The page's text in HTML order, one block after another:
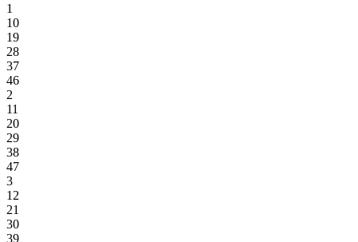
1
10
19
28
37
46
2
11
20
29
38
47
3
12
21
30
39